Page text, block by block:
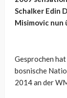
Schalker Edin
Misimovic nun
Gesprochen
bosnische
2014 an der